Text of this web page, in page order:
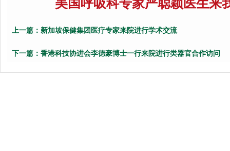
美国呼吸科专家严聪颖医生来
上一篇： 新加坡保健集团医疗专家来院进行学术交流
下一篇： 香港科技协进会李德豪博士一行来院进行类器官合作访问